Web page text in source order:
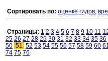
Сортировать по: оценке гидов,
Страницы: 1 2 3 4 5 6 7 8 9 10 11
25 26 27 28 29 30 31 32 33 34 35 36
50 51 52 53 54 55 56 57 58 59 60
74 75 76